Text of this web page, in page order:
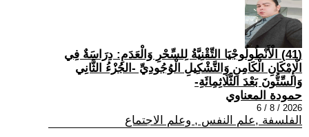
(41) الْأَنْطُولُوجْيَا التِّقْنِيَّةُ لِلسِّحْرِ وَالْعَدَمِ: دِرَاسَةٌ فِي
الْإِمْكَانِ الْكَامِنِ وَالتَّشْكِيلِ الْوُجُودِيِّ -الجُزْءُ الثَّانِي
وَالسِّتُّونَ بَعْدَ الثَّلَاثِمِائَةِ-
حمودة المعناوي
2026 / 8 / 6
الفلسفة ,علم النفس , وعلم الاجتماع